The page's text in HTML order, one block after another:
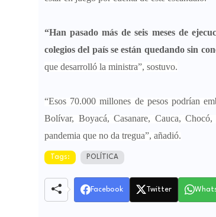
“Han pasado más de seis meses de
colegios del país se están quedando sin
que desarrolló la ministra”, sostuvo.
“Esos 70.000 millones de pesos podrían
Bolívar, Boyacá, Casanare, Cauca,
pandemia que no da tregua”, añadió.
Tags: POLÍTICA
Facebook Twitter